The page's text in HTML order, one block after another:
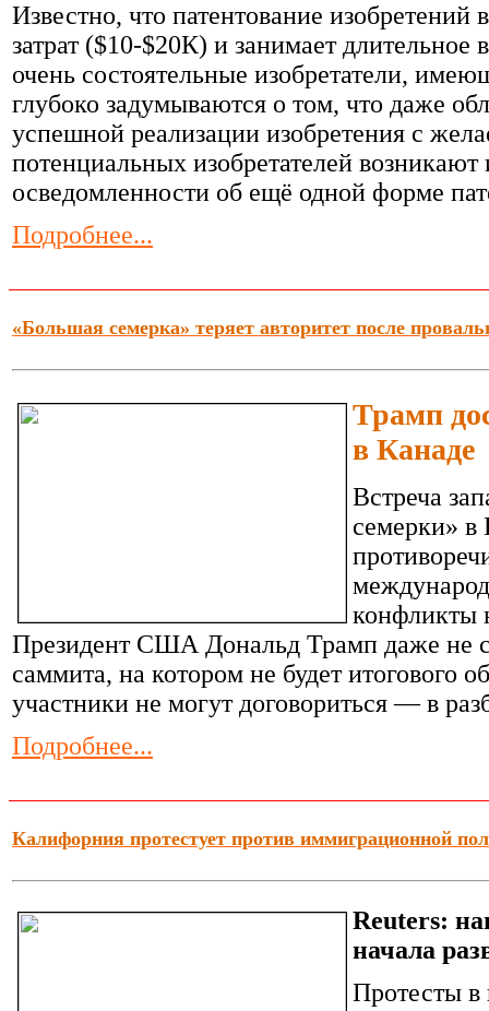
Известно, что патентование
затрат ($10-$20К) и занимает
очень состоятельные изобретатели,
глубоко задумываются о том, что даже
успешной реализации изобретения с
потенциальных изобретателей возникают
осведомленности об ещё одной форме
Подробнее...
«Большая семерка» теряет авторитет после
Трамп
в Канаде
Встреча
семерки» в
конфликты
Президент США Дональд Трамп даже не
саммита, на котором не будет итогового
участники не могут договориться — в
Подробнее...
Калифорния протестует против иммиграционной
Reuters:
начала
Протесты